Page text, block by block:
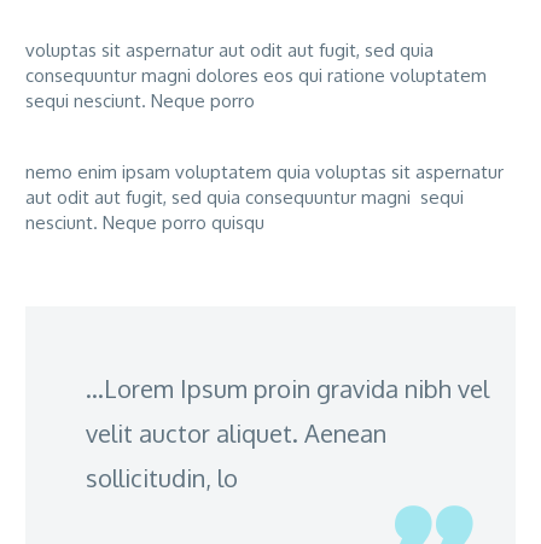
voluptas sit aspernatur aut odit aut fugit, sed quia
consequuntur magni dolores eos qui ratione voluptatem
sequi nesciunt. Neque porro
nemo enim ipsam voluptatem quia voluptas sit aspernatur
aut odit aut fugit, sed quia consequuntur magni sequi
nesciunt. Neque porro quisqu
…Lorem Ipsum proin gravida nibh vel
velit auctor aliquet. Aenean
sollicitudin, lo